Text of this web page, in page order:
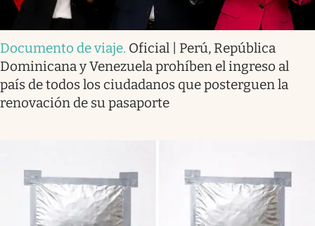
Documento de viaje. Oficial | Perú, República
Dominicana y Venezuela prohíben el ingreso al
país de todos los ciudadanos que posterguen la
renovación de su pasaporte